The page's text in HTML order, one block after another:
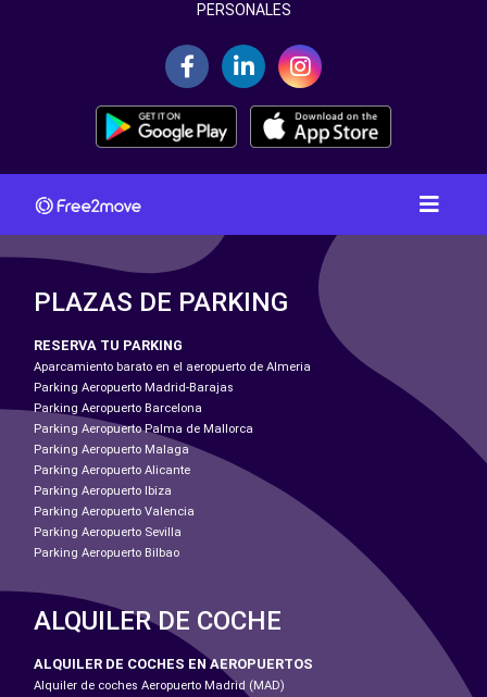
PERSONALES
PLAZAS DE PARKING
RESERVA TU PARKING
Aparcamiento barato en el aeropuerto de Almeria
Parking Aeropuerto Madrid-Barajas
Parking Aeropuerto Barcelona
Parking Aeropuerto Palma de Mallorca
Parking Aeropuerto Malaga
Parking Aeropuerto Alicante
Parking Aeropuerto Ibiza
Parking Aeropuerto Valencia
Parking Aeropuerto Sevilla
Parking Aeropuerto Bilbao
ALQUILER DE COCHE
ALQUILER DE COCHES EN AEROPUERTOS
Alquiler de coches Aeropuerto Madrid (MAD)